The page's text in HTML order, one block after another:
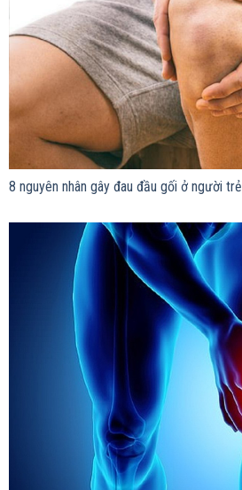
8 nguyên nhân gây đau đầu gối ở người trẻ